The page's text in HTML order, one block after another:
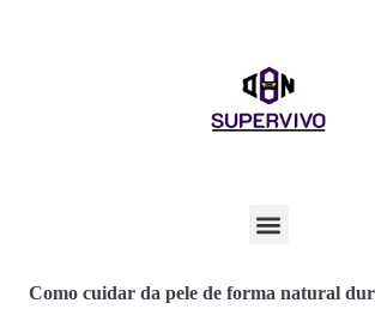
Como cuidar da pele de forma natural